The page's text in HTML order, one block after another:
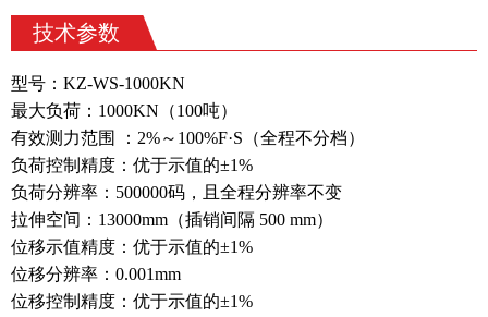
技术参数
型号： KZ-WS-1000KN
最大负荷：1000KN（100吨）
有效测力范围 ：2%～100%F·S（全程不分档）
负荷控制精度：优于示值的±1%
负荷分辨率：500000码，且全程分辨率不变
拉伸空间：13000mm（插销间隔 500 mm）
位移示值精度：优于示值的±1%
位移分辨率：0.001mm
位移控制精度：优于示值的±1%